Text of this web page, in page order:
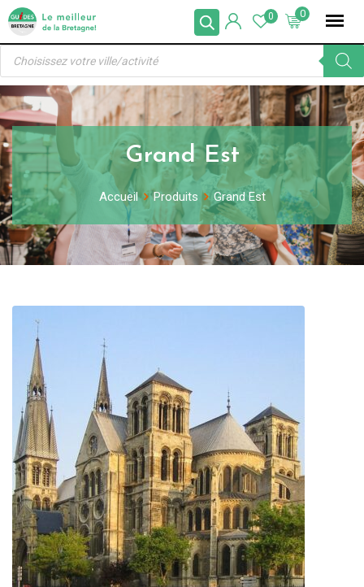
Skip
content
0
0
Recherche
produits
Grand Est
Accueil Produits Grand Est